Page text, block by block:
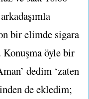
bir elimde sigara
Konuşma öyle bir
dedim ‘zaten
de ekledim;